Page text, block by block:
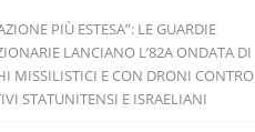
PIÙ ESTESA”: LE GUARDIE
LANCIANO L’82A ONDATA DI
MISSILISTICI E CON DRONI CONTRO
STATUNITENSI E ISRAELIANI